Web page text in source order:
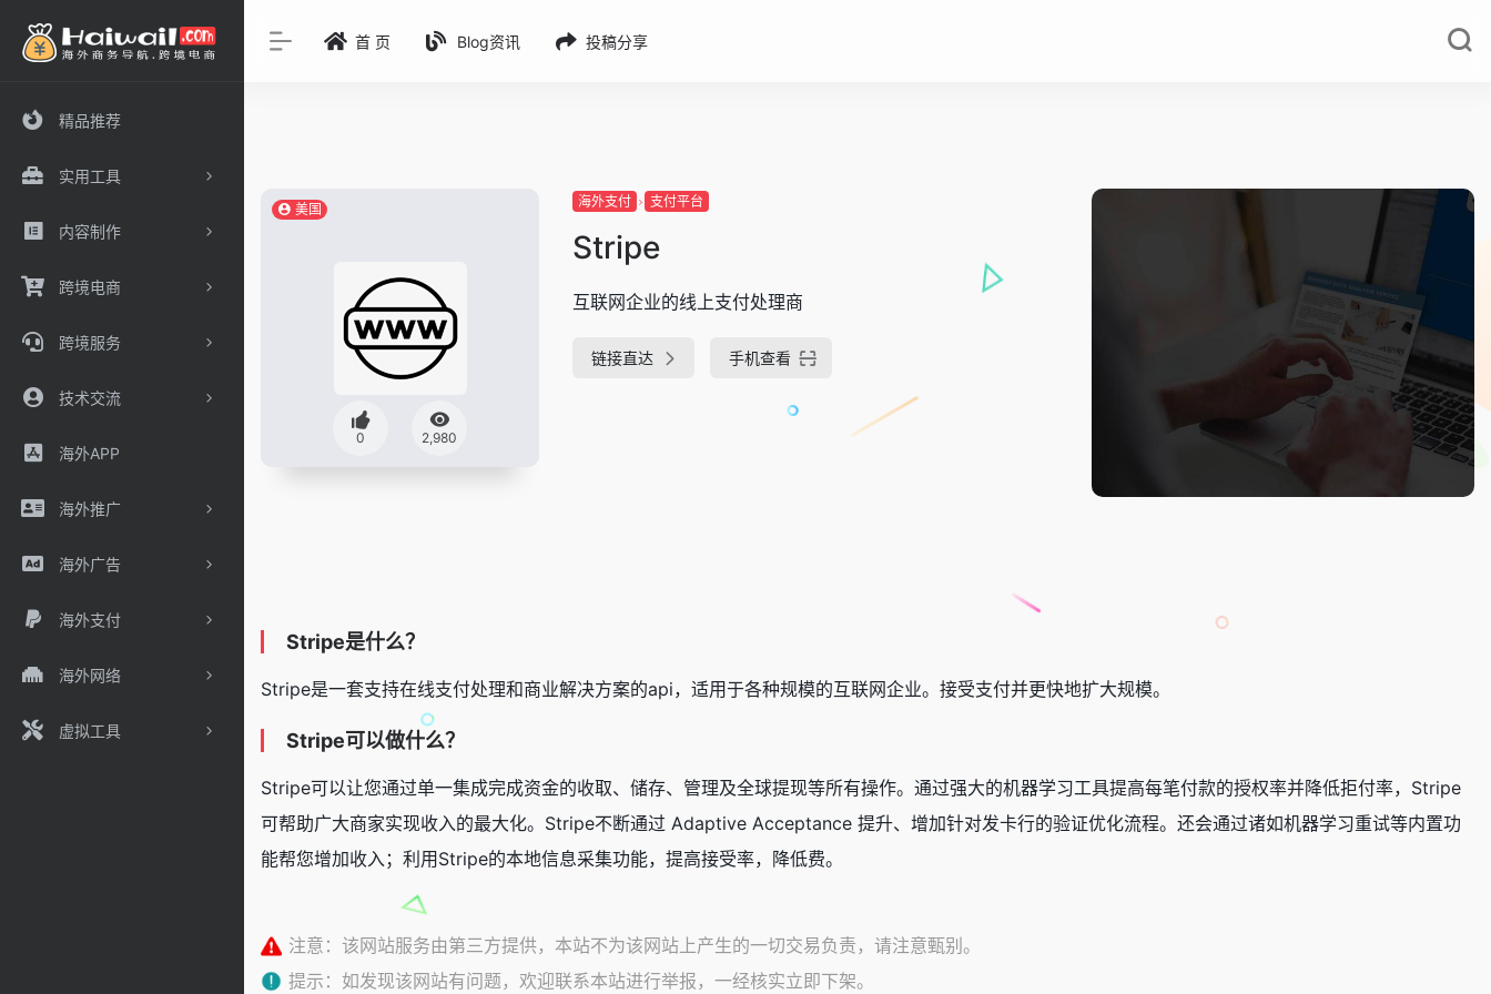
精品推荐
实用工具
内容制作
跨境电商
跨境服务
技术交流
海外APP
海外推广
海外广告
海外支付
海外网络
虚拟工具
首 页 Blog资讯 投稿分享
美国
0 2,980
海外支付 支付平台
Stripe
互联网企业的线上支付处理商
链接直达 手机查看
Stripe是什么？
Stripe是一套支持在线支付处理和商业解决方案的api，适用于各种规模的互联网企业。接受支付并更快地扩大规模。
Stripe可以做什么？
Stripe可以让您通过单一集成完成资金的收取、储存、管理及全球提现等所有操作。通过强大的机器学习工具提高每笔付款的授权率并降低拒付率，Stripe
可帮助广大商家实现收入的最大化。Stripe不断通过 Adaptive Acceptance 提升、增加针对发卡行的验证优化流程。还会通过诸如机器学习重试等内置功
能帮您增加收入；利用Stripe的本地信息采集功能，提高接受率，降低费。
注意：该网站服务由第三方提供，本站不为该网站上产生的一切交易负责，请注意甄别。
提示：如发现该网站有问题，欢迎联系本站进行举报，一经核实立即下架。